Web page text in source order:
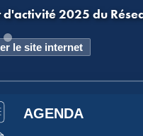
2025 du
le site internet
AGENDA